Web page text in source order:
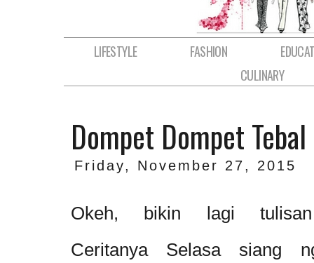
LIFESTYLE FASHION
CULINARY
Dompet Dompet Tebal
Friday, November 27, 2015
Okeh, bikin lagi tulisan
Ceritanya Selasa siang